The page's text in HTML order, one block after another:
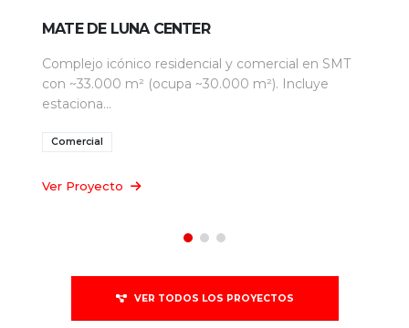
MATE DE LUNA CENTER
Complejo icónico residencial y comercial en SMT
con ~33.000 m² (ocupa ~30.000 m²). Incluye
estaciona...
Comercial
Ver Proyecto
VER TODOS LOS PROYECTOS